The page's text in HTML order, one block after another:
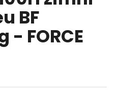
BF
- FORCE